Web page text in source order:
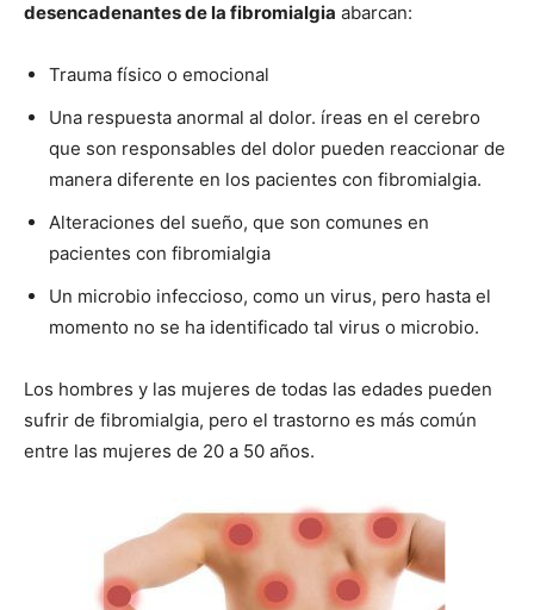
desencadenantes de la fibromialgia abarcan:
Trauma fí­sico o emocional
Una respuesta anormal al dolor. íreas en el cerebro
que son responsables del dolor pueden reaccionar de
manera diferente en los pacientes con fibromialgia.
Alteraciones del sueño, que son comunes en
pacientes con fibromialgia
Un microbio infeccioso, como un virus, pero hasta el
momento no se ha identificado tal virus o microbio.
Los hombres y las mujeres de todas las edades pueden
sufrir de fibromialgia, pero el trastorno es más común
entre las mujeres de 20 a 50 años.